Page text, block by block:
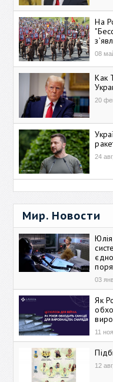
На
08
Как
20
24
Мир. Новости
03
Як
11
12